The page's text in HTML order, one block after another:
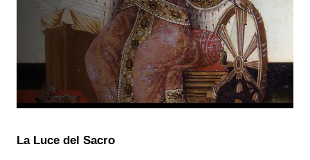
La Luce del Sacro